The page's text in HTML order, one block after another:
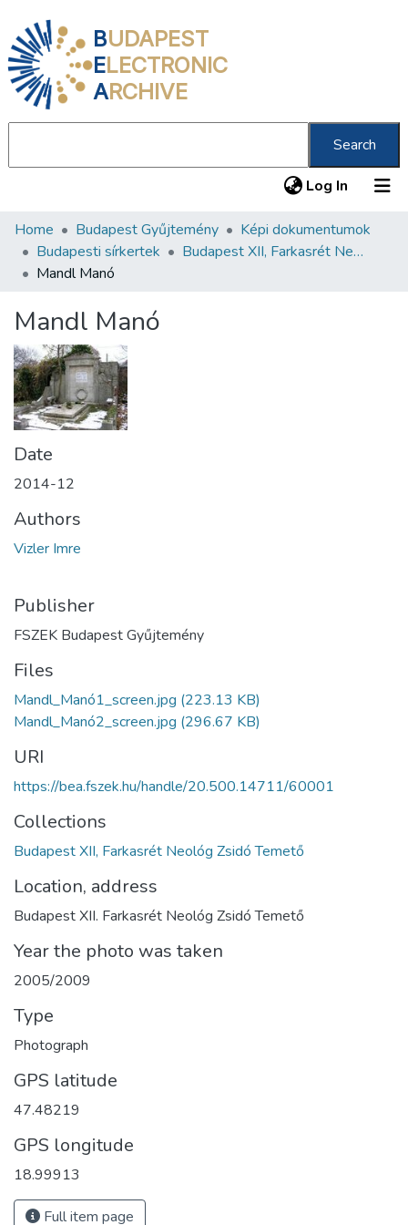
BUDAPEST
ELECTRONIC
ARCHIVE
Search
Log In (current)
Communities & Collections
All of DSpace
About us
Home Budapest Gyűjtemény
Képi dokumentumok
Budapesti sírkertek
Budapest XII, Farkasrét Neológ Zsidó Temető
Mandl Manó
Mandl Manó
Date
2014-12
Authors
Vizler Imre
Publisher
FSZEK Budapest Gyűjtemény
Files
Mandl_Manó1_screen.jpg (223.13 KB)
Mandl_Manó2_screen.jpg (296.67 KB)
URI
https://bea.fszek.hu/handle/20.500.14711/60001
Collections
Budapest XII, Farkasrét Neológ Zsidó Temető
Location, address
Budapest XII. Farkasrét Neológ Zsidó Temető
Year the photo was taken
2005/2009
Type
Photograph
GPS latitude
47.48219
GPS longitude
18.99913
Full item page